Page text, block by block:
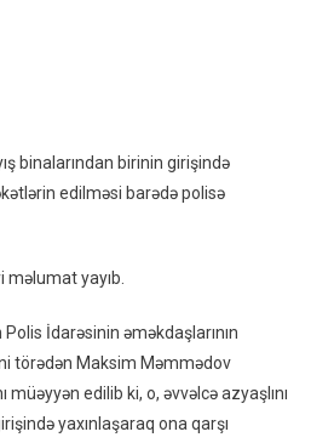
binalarından birinin girişində
edilməsi barədə polisə
məlumat yayıb.
İdarəsinin əməkdaşlarının
törədən Maksim Məmmədov
müəyyən edilib ki, o, əvvəlcə azyaşlını
yaxınlaşaraq ona qarşı